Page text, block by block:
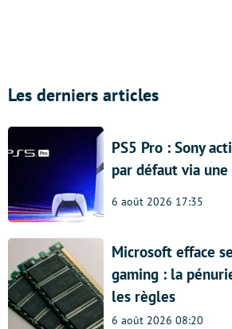
Les derniers articles
PS5 Pro : Sony
par défaut via
6 août 2026 17:35
Microsoft efface
gaming : la
les règles
6 août 2026 08:20